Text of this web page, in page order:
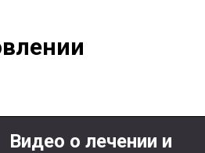
Видео о лечении и